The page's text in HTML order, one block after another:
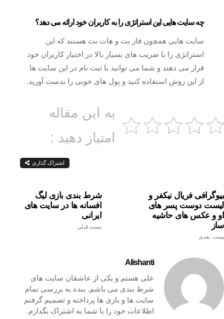
چه سایت هایی این استراتژی را به کاربران خود ارائه می دهد؟
سایت هایی همچون فاز بت و هات بت هستند که این
استراتژی را با ضریب های بسیار بالا در اختیار کاربران خود
قرار می دهند و شما می توانید با ثبت نام در این سایت ها
از این روش استفاده کنید و پول های خوبی را بدست آورید.
به این مقاله
امتیاز دهید :
اشتراک گذاری
شرط بندی بازی لیگ
افسانه ها در سایت های
ایرانی
پست قبلی
بیوگرافی فریال نیکفر و
لیست دوست پسر های
او و عکس های حاشیه
ساز
پست بعدی
Alishanti
علی هستم و یکی از عاشقان سایت های
شرط بندی می باشم. بنده به بررسی تمام
سایت ها و بازی ها پرداخته و تصمیم گرفتم
اطلاعات خود را با شما به اشتراک بگذارم.